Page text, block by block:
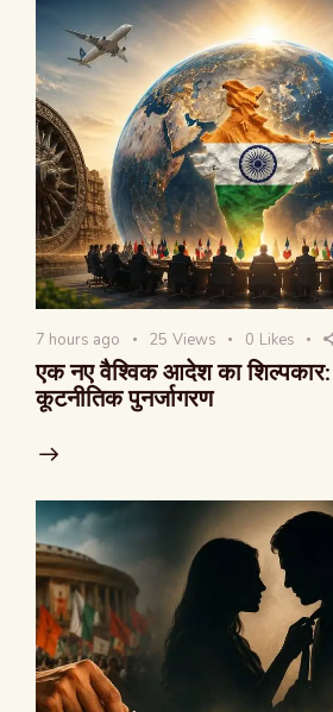
7 hours ago 25 Views 0 Likes
एक नए वैश्विक आदेश का शिल्पकार:
कूटनीतिक पुनर्जागरण